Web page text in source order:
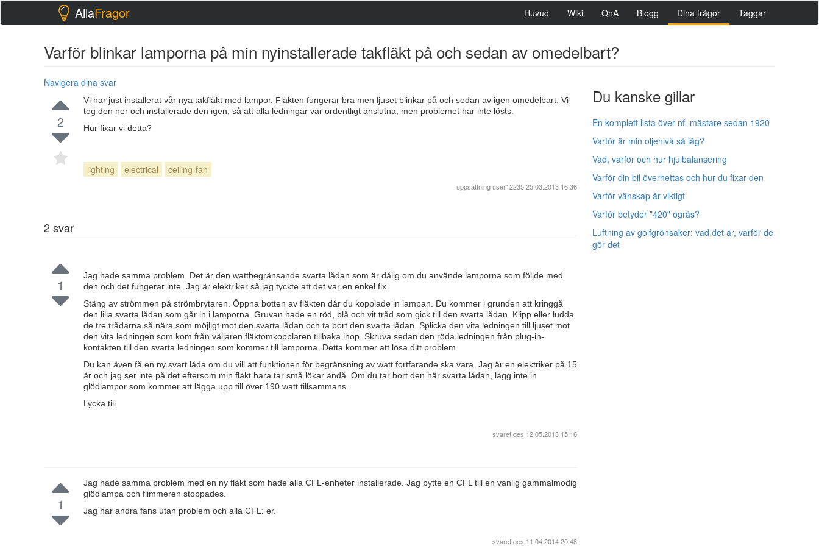
AllaFragor Huvud Wiki QnA Blogg Dina frågor Taggar
Varför blinkar lamporna på min nyinstallerade takfläkt på och sedan av omedelbart?
Navigera dina svar
Du kanske gillar
En komplett lista över nfl-mästare sedan 1920
Varför är min oljenivå så låg?
Vad, varför och hur hjulbalansering
Varför din bil överhettas och hur du fixar den
Varför vänskap är viktigt
Varför betyder "420" ogräs?
Luftning av golfgrönsaker: vad det är, varför de
gör det
2
Vi har just installerat vår nya takfläkt med lampor. Fläkten fungerar bra men ljuset blinkar på och sedan av igen omedelbart. Vi
tog den ner och installerade den igen, så att alla ledningar var ordentligt anslutna, men problemet har inte lösts.
Hur fixar vi detta?
lighting electrical ceiling-fan
uppsättninguser1223525.03.2013 16:36
2svar
1
Jag hade samma problem. Det är den wattbegränsande svarta lådan som är dålig om du använde lamporna som följde med
den och det fungerar inte. Jag är elektriker så jag tyckte att det var en enkel fix.
Stäng av strömmen på strömbrytaren. Öppna botten av fläkten där du kopplade in lampan. Du kommer i grunden att kringgå
den lilla svarta lådan som går in i lamporna. Gruvan hade en röd, blå och vit tråd som gick till den svarta lådan. Klipp eller ludda
de tre trådarna så nära som möjligt mot den svarta lådan och ta bort den svarta lådan. Splicka den vita ledningen till ljuset mot
den vita ledningen som kom från väljaren fläktomkopplaren tillbaka ihop. Skruva sedan den röda ledningen från plug-in-
kontakten till den svarta ledningen som kommer till lamporna. Detta kommer att lösa ditt problem.
Du kan även få en ny svart låda om du vill att funktionen för begränsning av watt fortfarande ska vara. Jag är en elektriker på 15
år och jag ser inte på det eftersom min fläkt bara tar små lökar ändå. Om du tar bort den här svarta lådan, lägg inte in
glödlampor som kommer att lägga upp till över 190 watt tillsammans.
Lycka till
svaret ges 12.05.2013 15:16
1
Jag hade samma problem med en ny fläkt som hade alla CFL-enheter installerade. Jag bytte en CFL till en vanlig gammalmodig
glödlampa och flimmeren stoppades.
Jag har andra fans utan problem och alla CFL: er.
svaret ges 11.04.2014 20:48